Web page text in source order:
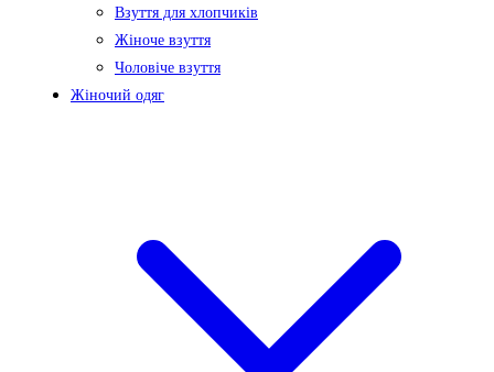
Взуття для хлопчиків
Жіноче взуття
Чоловіче взуття
Жіночий одяг